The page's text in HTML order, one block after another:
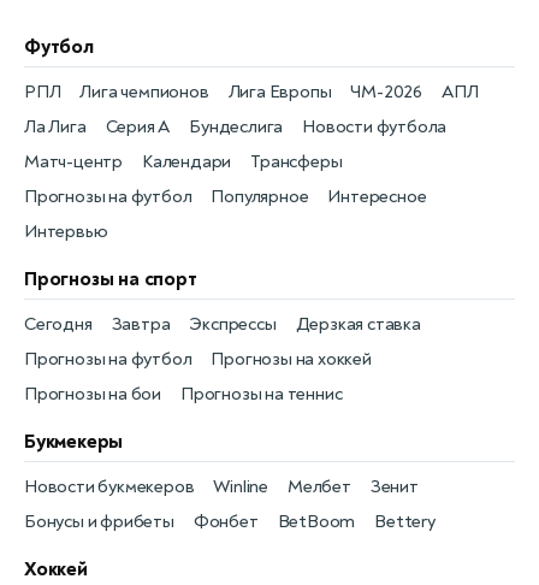
Футбол
Новости футбола
РПЛ
Матч-центр
Лига чемпионов
Календари
Лига Европы
Трансферы
ЧМ-2026
Прогнозы на футбол
АПЛ
Популярное
Ла Лига
Интересное
Серия А
Интервью
Бундеслига
Прогнозы на спорт
Прогнозы на футбол
Сегодня
Прогнозы на хоккей
Завтра
Прогнозы на бои
Экспрессы
Прогнозы на теннис
Дерзкая ставка
Букмекеры
Бонусы и фрибеты
Новости букмекеров
Фонбет
Winline
BetBoom
Мелбет
Bettery
Зенит
Хоккей